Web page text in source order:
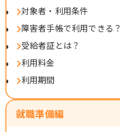
対象者・利用条件
障害者手帳で利用できる？
受給者証とは？
利用料金
利用期間
就職準備編